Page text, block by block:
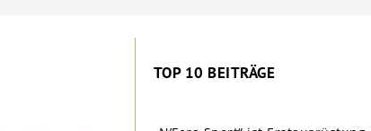
TOP 10 BEITRÄGE